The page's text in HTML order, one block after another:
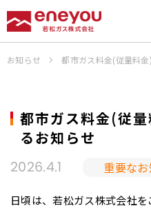
お知らせ 都市ガス料金(従量料
2026.4.1 重要な
都市ガス料金(従
るお知らせ
日頃は、若松ガス株式会社